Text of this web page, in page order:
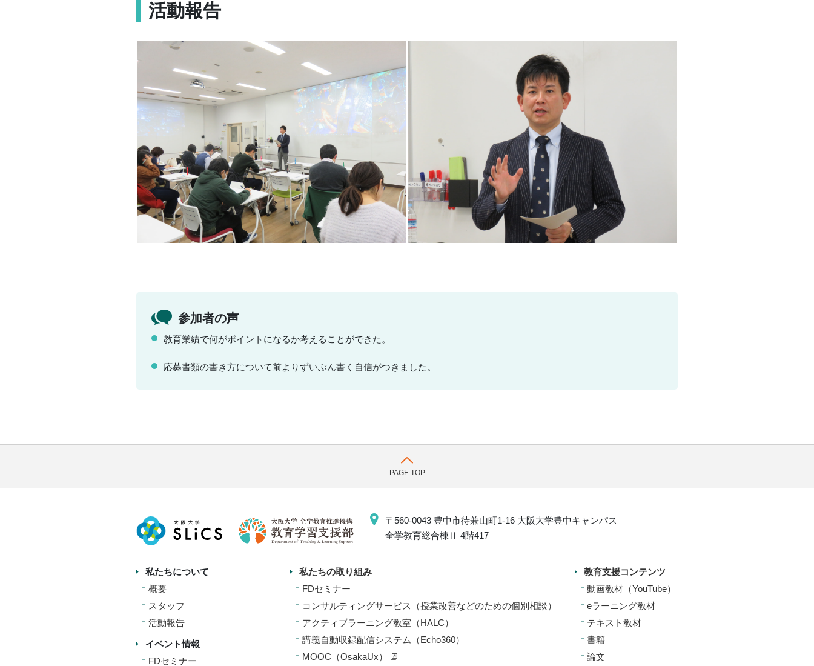
活動報告
参加者の声
教育業績で何がポイントになるか考えることができた。
応募書類の書き方について前よりずいぶん書く自信がつきました。
PAGE TOP
〒560-0043 豊中市待兼山町1-16 大阪大学豊中キャンパス
全学教育総合棟Ⅱ 4階417
私たちについて
概要
スタッフ
活動報告
イベント情報
FDセミナー
私たちの取り組み
FDセミナー
コンサルティングサービス（授業改善などのための個別相談）
アクティブラーニング教室（HALC）
講義自動収録配信システム（Echo360）
MOOC（OsakaUx）
教育支援コンテンツ
動画教材（YouTube）
eラーニング教材
テキスト教材
書籍
論文